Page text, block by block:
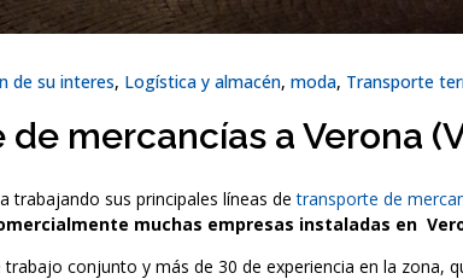
de su interes, Logística y almacén, moda, Transporte
mercancías a Verona
trabajando sus principales líneas detransporte de
muchas empresas instaladas en
conjunto y más de 30 de experiencia en la zona,